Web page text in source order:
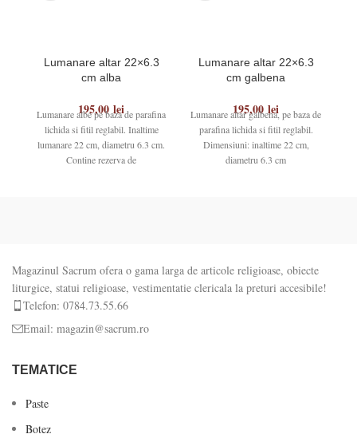
Lumanare altar 22×6.3
cm alba
195,00lei
Lumanare albe pe baza de parafina
lichida si fitil reglabil. Inaltime
lumanare 22 cm, diametru 6.3 cm.
Contine rezerva de
Lumanare altar 22×6.3
cm galbena
195,00lei
Lumanare altar galbena, pe baza de
parafina lichida si fitil reglabil.
Dimensiuni: inaltime 22 cm,
diametru 6.3 cm
Magazinul Sacrum ofera o gama larga de articole religioase, obiecte
liturgice, statui religioase, vestimentatie clericala la preturi accesibile!
Telefon: 0784.73.55.66
Email: magazin@sacrum.ro
TEMATICE
Paste
Botez